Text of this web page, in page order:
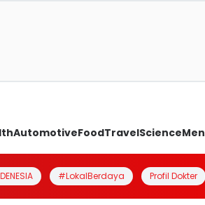
AutomotiveFoodTravelScienceMen
#LokalBerdaya Profil Dokter